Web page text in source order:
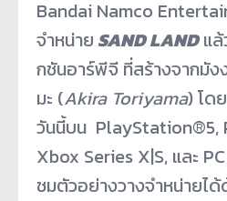
Bandai Namco
จำหน่าย SAND LANDแล้
กชันอาร์พีจี ที่สร้างจากมัง
มะ (Akira Toriyama) โด
วันนี้บน PlayStation®5,
Xbox Series X|S, และ
ชมตัวอย่างวางจำหน่ายไ